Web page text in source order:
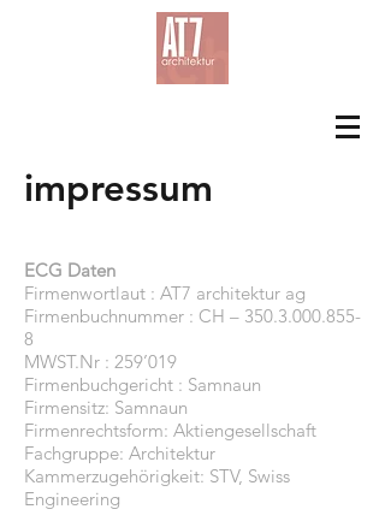
impressum
ECG Daten
Firmenwortlaut : AT7 architektur ag
Firmenbuchnummer : CH – 350.3.000.855-
8
MWST.Nr : 259’019
Firmenbuchgericht : Samnaun
Firmensitz: Samnaun
Firmenrechtsform: Aktiengesellschaft
Fachgruppe: Architektur
Kammerzugehörigkeit: STV, Swiss
Engineering